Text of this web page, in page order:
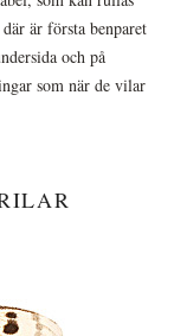
är första benparet
och på
som när de vilar